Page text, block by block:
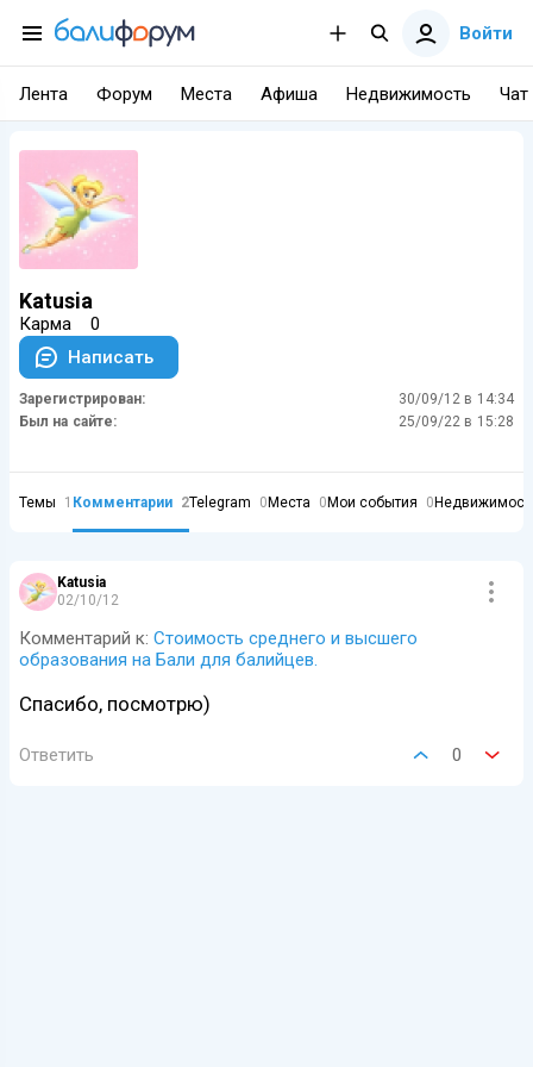
Войти
Лента Форум Места Афиша Недвижимость Чат
Katusia
Карма
0
Написать
Зарегистрирован:
30/09/12 в 14:34
Был на сайте:
25/09/22 в 15:28
Темы 1 Комментарии 2Telegram 0 Места 0 Мои события 0
Katusia
02/10/12
Комментарий к: Стоимость среднего и высшего
образования на Бали для балийцев.
Спасибо, посмотрю)
Ответить 0